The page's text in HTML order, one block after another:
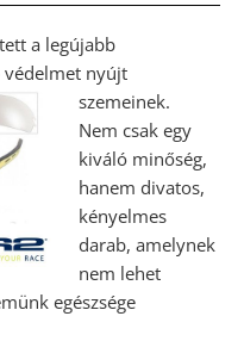
a legújabb
védelmet nyújt
szemeinek.
Nem csak egy
kiváló minőség,
hanem divatos,
kényelmes
darab, amelynek
nem lehet
egészsége